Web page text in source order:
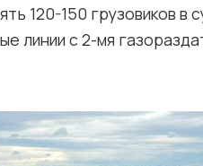
120-150 грузовиков в
линии с 2-мя